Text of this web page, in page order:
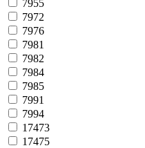
7955
7972
7976
7981
7982
7984
7985
7991
7994
17473
17475